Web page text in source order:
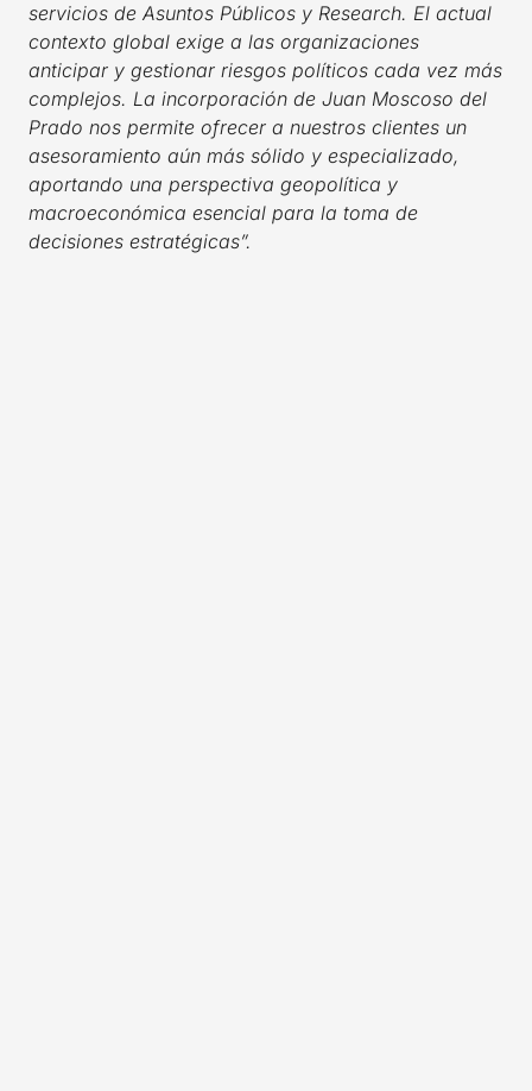
servicios de Asuntos Públicos y Research. El actual
contexto global exige a las organizaciones
anticipar y gestionar riesgos políticos cada vez más
complejos. La incorporación de Juan Moscoso del
Prado nos permite ofrecer a nuestros clientes un
asesoramiento aún más sólido y especializado,
aportando una perspectiva geopolítica y
macroeconómica esencial para la toma de
decisiones estratégicas”.